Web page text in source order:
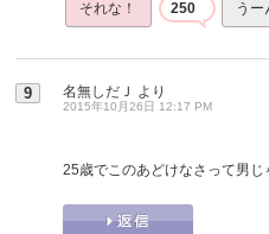
それな！ 250 う
9 名無しだＪ より
2015年10月26日 12:17 PM
25歳でこのあどけなさって男じ